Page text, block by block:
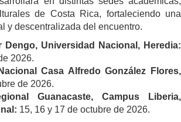
de Costa Rica, fortaleciendo una
y descentralizada del encuentro.
Dengo, Universidad Nacional, Heredia:
2026.
Casa Alfredo González Flores,
de 2026.
Guanacaste, Campus Liberia,
15, 16 y 17 de octubre de 2026.